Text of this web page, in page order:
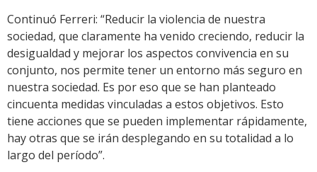
Continuó Ferreri: “Reducir la violencia de nuestra
sociedad, que claramente ha venido creciendo, reducir la
desigualdad y mejorar los aspectos convivencia en su
conjunto, nos permite tener un entorno más seguro en
nuestra sociedad. Es por eso que se han planteado
cincuenta medidas vinculadas a estos objetivos. Esto
tiene acciones que se pueden implementar rápidamente,
hay otras que se irán desplegando en su totalidad a lo
largo del período”.